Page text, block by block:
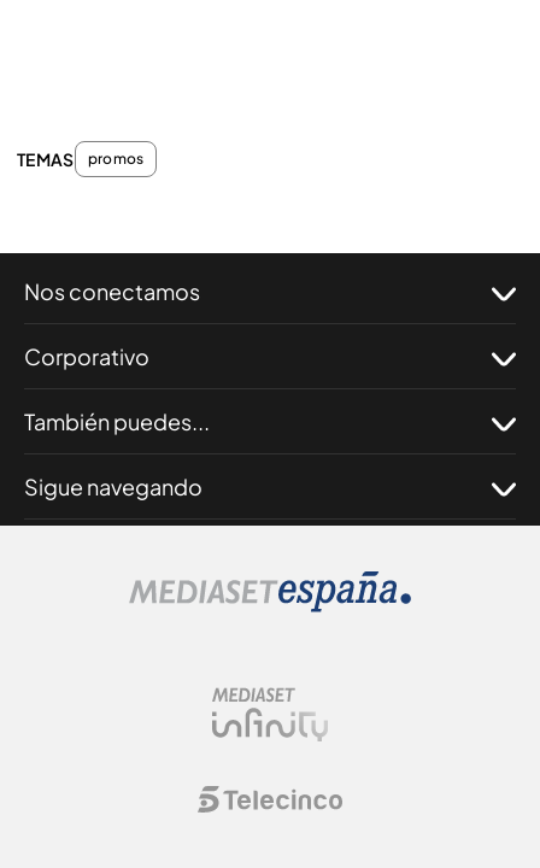
TEMAS promos
Nos conectamos
Corporativo
También puedes...
Sigue navegando